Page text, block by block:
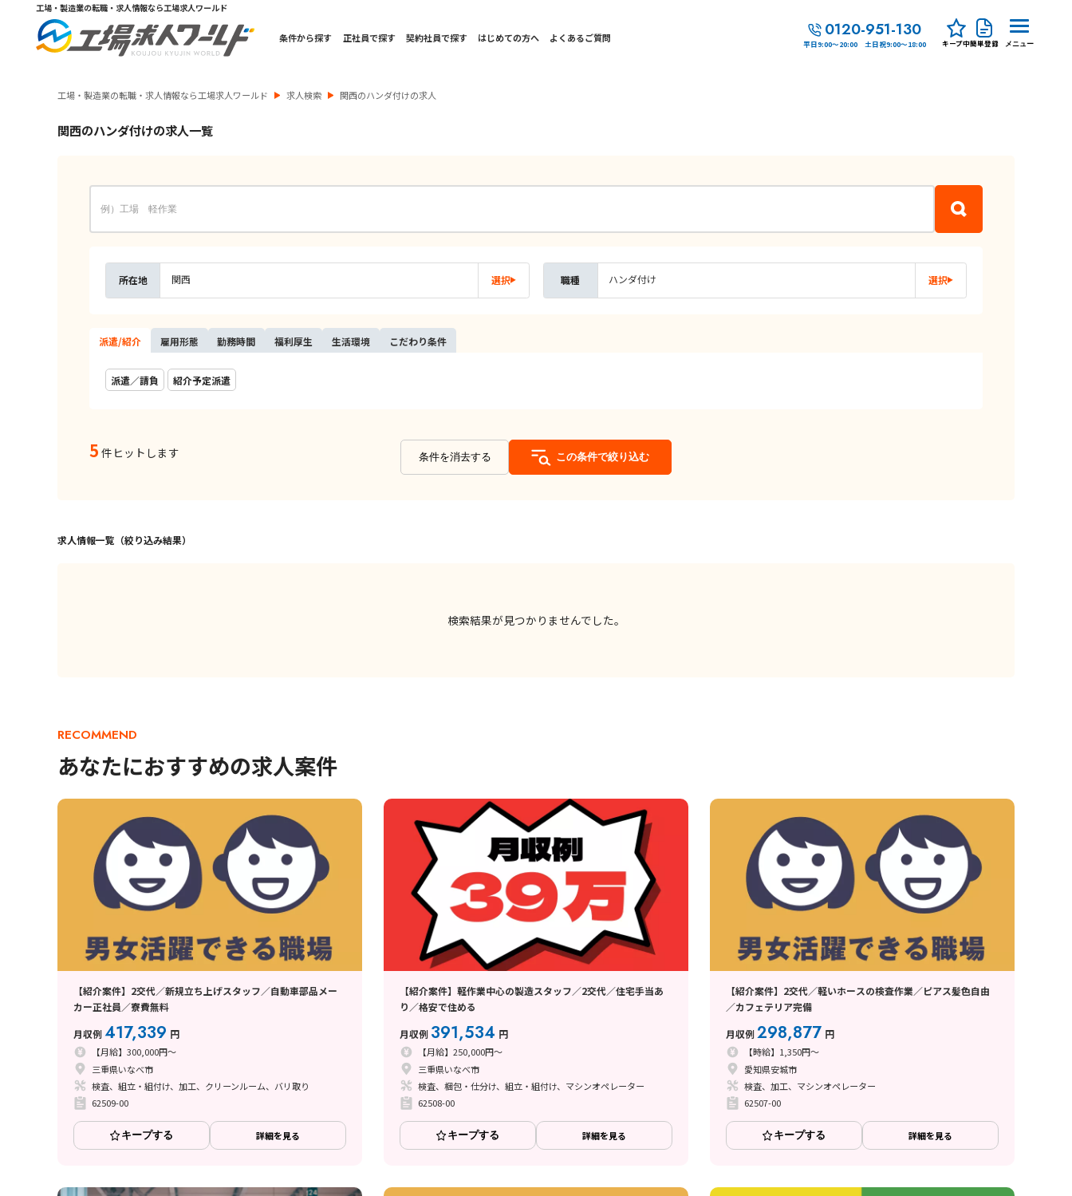
工場・製造業の転職・求人情報なら工場求人ワールド
条件から探す 正社員で探す 契約社員で探す はじめての方へ よくあるご質問 0120-951-130
平日9:00～20:00 土日祝9:00～18:00 キープ中簡単登録 メニュー
工場・製造業の転職・求人情報なら工場求人ワールド 求人検索 関西のハンダ付けの求人
関西のハンダ付けの求人一覧
所在地 関西 選択 職種 ハンダ付け 選択
派遣/紹介 雇用形態 勤務時間 福利厚生 生活環境 こだわり条件
派遣／請負 紹介予定派遣
5 件ヒットします 条件を消去する この条件で絞り込む
求人情報一覧（絞り込み結果）
検索結果が見つかりませんでした。
RECOMMEND
あなたにおすすめの求人案件
【紹介案件】2交代／新規立ち上げスタッフ／自動車部品メー
カー正社員／寮費無料
月収例 417,339 円
【月給】300,000円～
三重県いなべ市
検査、組立・組付け、加工、クリーンルーム、バリ取り
62509-00
キープする 詳細を見る
【紹介案件】軽作業中心の製造スタッフ／2交代／住宅手当あ
り／格安で住める
月収例 391,534 円
【月給】250,000円～
三重県いなべ市
検査、梱包・仕分け、組立・組付け、マシンオペレーター
62508-00
キープする 詳細を見る
【紹介案件】2交代／軽いホースの検査作業／ピアス髪色自由
／カフェテリア完備
月収例298,877 円
【時給】1,350円～
愛知県安城市
検査、加工、マシンオペレーター
62507-00
キープする 詳細を見る